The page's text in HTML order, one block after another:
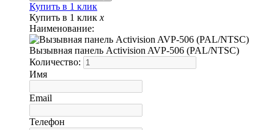
Купить в 1 клик
Купить в 1 клик x
Наименование:
Вызывная панель Activision AVP-506 (PAL/NTSC)
Количество:
Имя
Email
Телефон